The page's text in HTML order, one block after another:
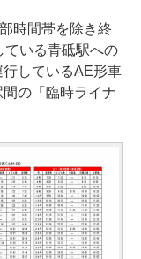
時間帯を除き終
ている青砥駅への
しているAE形車
の「臨時ライナ